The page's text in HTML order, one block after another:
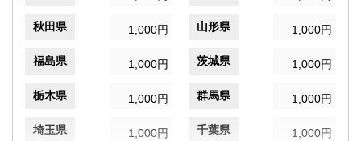
秋田県 1,000円 山形県 1,000円
福島県 1,000円 茨城県 1,000円
栃木県 1,000円 群馬県 1,000円
埼玉県 1,000円 千葉県 1,000円